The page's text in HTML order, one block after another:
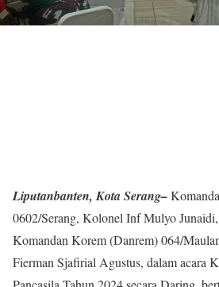
Liputanbanten, Kota Serang–
0602/Serang, Kolonel Inf Mulyo
Komandan Korem (Danrem) 064/
Fierman Sjafirial Agustus, dalam acara